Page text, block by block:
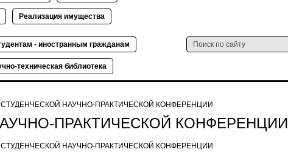
Реализация имущества
- иностранным гражданам
техническая библиотека
СТУДЕНЧЕСКОЙ НАУЧНО-ПРАКТИЧЕСКОЙ КОНФЕРЕНЦИИ
ПРАКТИЧЕСКОЙ КОНФЕРЕНЦИИ
СТУДЕНЧЕСКОЙ НАУЧНО-ПРАКТИЧЕСКОЙ КОНФЕРЕНЦИИ